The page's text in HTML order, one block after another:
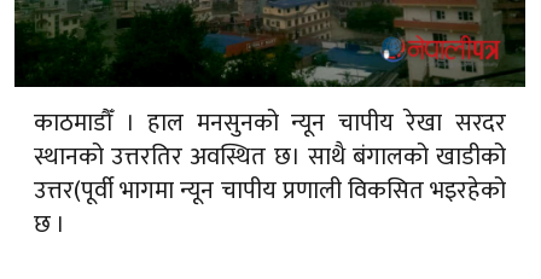
काठमाडौँ । हाल मनसुनको न्यून चापीय रेखा सरदर
स्थानको उत्तरतिर अवस्थित छ। साथै बंगालको खाडीको
उत्तर(पूर्वी भागमा न्यून चापीय प्रणाली विकसित भइरहेको
छ ।